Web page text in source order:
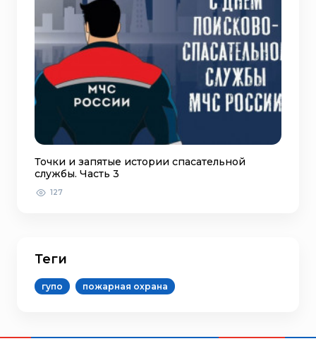
Точки и запятые истории спасательной
службы. Часть 3
127
Теги
гупо пожарная охрана